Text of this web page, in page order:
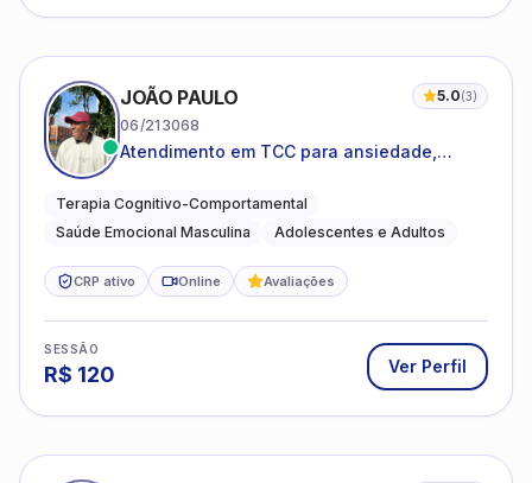
JOÃO PAULO 5.0(3)
06/213068
Atendimento em TCC para ansiedade,
emocional
Terapia Cognitivo-Comportamental
Saúde Emocional Masculina
Adolescentes e Adultos
CRP ativo Online Avaliações
SESSÃO
R$ 120 Ver Perfil